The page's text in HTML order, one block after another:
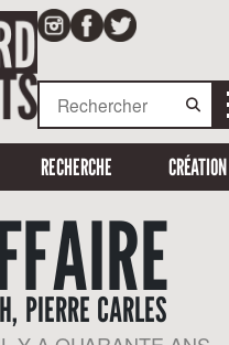
RECHERCHE CRÉATION
PIERRE CARLES